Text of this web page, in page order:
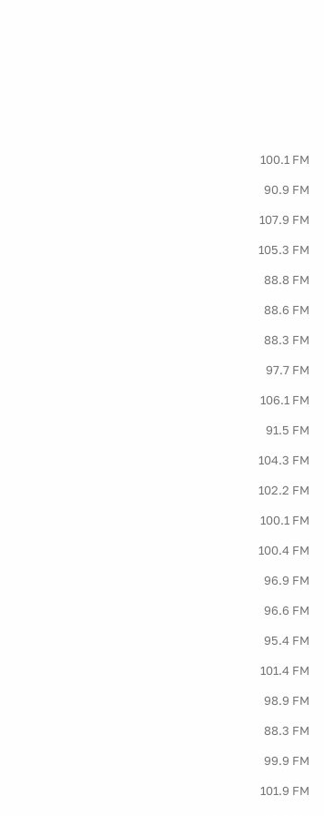
100.1 FM
90.9 FM
107.9 FM
105.3 FM
88.8 FM
88.6 FM
88.3 FM
97.7 FM
106.1 FM
91.5 FM
104.3 FM
102.2 FM
100.1 FM
100.4 FM
96.9 FM
96.6 FM
95.4 FM
101.4 FM
98.9 FM
88.3 FM
99.9 FM
101.9 FM